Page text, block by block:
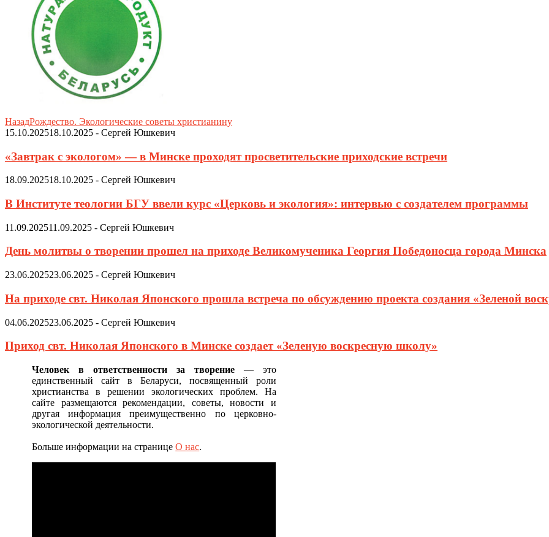
НазадРождество. Экологические советы христианину
15.10.202518.10.2025 - Сергей Юшкевич
«Завтрак с экологом» — в Минске проходят просветительские приходские встречи
18.09.202518.10.2025 - Сергей Юшкевич
В Институте теологии БГУ ввели курс «Церковь и экология»: интервью с создателем программы
11.09.202511.09.2025 - Сергей Юшкевич
День молитвы о творении прошел на приходе Великомученика Георгия Победоносца города Минска
23.06.202523.06.2025 - Сергей Юшкевич
На приходе свт. Николая Японского прошла встреча по обсуждению проекта создания «Зеленой
04.06.202523.06.2025 - Сергей Юшкевич
Приход свт. Николая Японского в Минске создает «Зеленую воскресную школу»
Человек в ответственности за творение— это
единственный сайт в Беларуси, посвященный роли
христианства в решении экологических проблем. На
сайте размещаются рекомендации, советы, новости и
другая информация преимущественно по церковно-
экологической деятельности.
Больше информации на страницеО нас.